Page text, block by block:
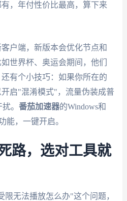
，年付性价比最高，算下来
户端，新版本会优化节点和
世界杯、奥运会期间，他们
有个小技巧：如果你所在的
启"混淆模式"，流量伪装成普
。 番茄加速器的Windows和
能，一键开启。
路，选对工具就
无法播放怎么办"这个问题，